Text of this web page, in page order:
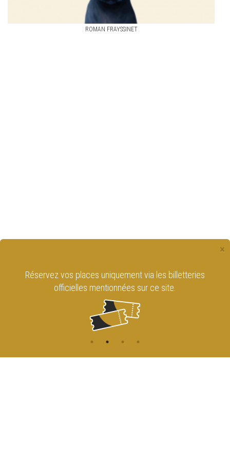
ROMAN FRAYSSINET
×
Réservez vos places uniquement via les billetteries
officielles mentionnées sur ce site.